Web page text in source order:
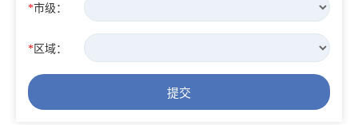
*市级：
* 区域：
提交